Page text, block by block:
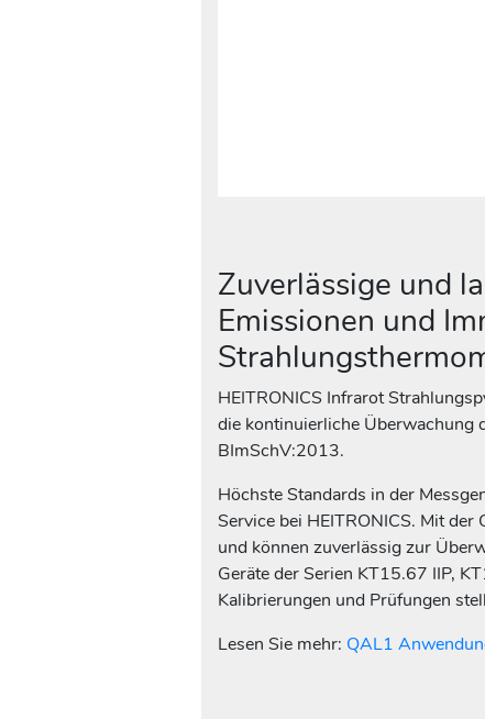
Zuverlässige und
Emissionen und
HEITRONICS Infrarot
die kontinuierliche Überwachung
BImSchV:2013.
Höchste Standards in der
Service bei HEITRONICS. Mit
und können zuverlässig zur
Geräte der Serien KT15.67 IIP,
Kalibrierungen und Prüfungen
Lesen Sie mehr: QAL1